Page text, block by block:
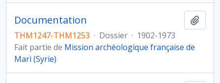
Documentation
THM1247-THM1253 · Dossier · 1902-1973
Fait partie de Mission archéologique française de
Mari (Syrie)